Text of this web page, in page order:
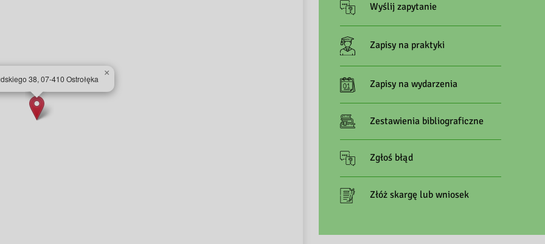
38, 07-410 Ostrołęka
×
Wyślij zapytanie
Zapisy na praktyki
Zapisy na wydarzenia
Zestawienia bibliograficzne
Zgłoś błąd
Złóż skargę lub wniosek